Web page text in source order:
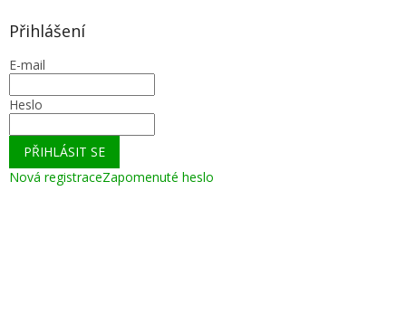
Přihlášení
E-mail
Heslo
PŘIHLÁSIT SE
Nová registraceZapomenuté heslo